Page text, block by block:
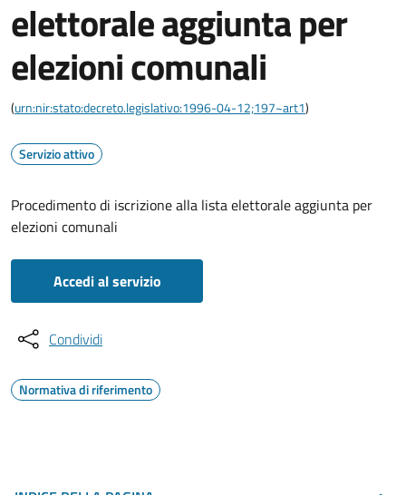
elettorale aggiunta per
elezioni comunali
(urn:nir:stato:decreto.legislativo:1996-04-12;197~art1)
Servizio attivo
Procedimento di iscrizione alla lista elettorale aggiunta per
elezioni comunali
Accedi al servizio
Condividi
Normativa di riferimento